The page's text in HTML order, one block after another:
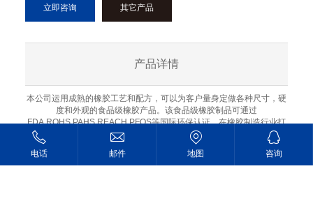
立即咨询 其它产品
产品详情
本公司运用成熟的橡胶工艺和配方，可以为客户量身定做各种尺寸，硬
度和外观的食品级橡胶产品。该食品级橡胶制品可通过
FDA,ROHS,PAHS,REACH,PFOS等国际环保认证。在橡胶制造行业打
破以往只有硅胶材质才可以做到食品级别产品的的技术限制和行业瓶
颈。产品材质包括天然橡胶（NR），丁腈橡胶（NBR）,三元乙丙橡胶
（EPDM），硅橡胶（SR），顺丁橡胶（BR）,丁苯橡胶（SBR）,氯丁
电话 邮件 地图 咨询